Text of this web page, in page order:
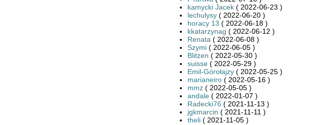
kamycki Jacek( 2022-06-23 )
lechulysy( 2022-06-20 )
horacy 13 ( 2022-06-18 )
kkatarzynag ( 2022-06-12 )
Renata ( 2022-06-08 )
Szymi( 2022-06-05 )
Blitzen ( 2022-05-30 )
suisse( 2022-05-29 )
Emil-Górołajzy( 2022-05-25 )
marianeiro( 2022-05-16 )
mmz( 2022-05-05 )
andale( 2022-01-07 )
Radecki76 ( 2021-11-13 )
jgkmarcin ( 2021-11-11 )
theli( 2021-11-05 )